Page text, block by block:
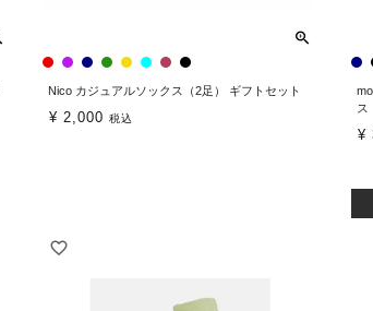
Nico カジュアルソックス（2足） ギフトセット
¥ 2,000 税込
ス
¥